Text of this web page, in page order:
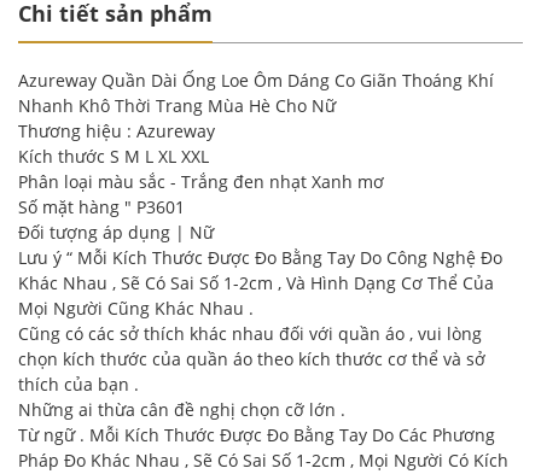
Chi tiết sản phẩm
Azureway Quần Dài Ống Loe Ôm Dáng Co Giãn Thoáng Khí
Nhanh Khô Thời Trang Mùa Hè Cho Nữ
Thương hiệu : Azureway
Kích thước S M L XL XXL
Phân loại màu sắc - Trắng đen nhạt Xanh mơ
Số mặt hàng " P3601
Đối tượng áp dụng | Nữ
Lưu ý “ Mỗi Kích Thước Được Đo Bằng Tay Do Công Nghệ Đo
Khác Nhau , Sẽ Có Sai Số 1-2cm , Và Hình Dạng Cơ Thể Của
Mọi Người Cũng Khác Nhau .
Cũng có các sở thích khác nhau đối với quần áo , vui lòng
chọn kích thước của quần áo theo kích thước cơ thể và sở
thích của bạn .
Những ai thừa cân đề nghị chọn cỡ lớn .
Từ ngữ . Mỗi Kích Thước Được Đo Bằng Tay Do Các Phương
Pháp Đo Khác Nhau , Sẽ Có Sai Số 1-2cm , Mọi Người Có Kích